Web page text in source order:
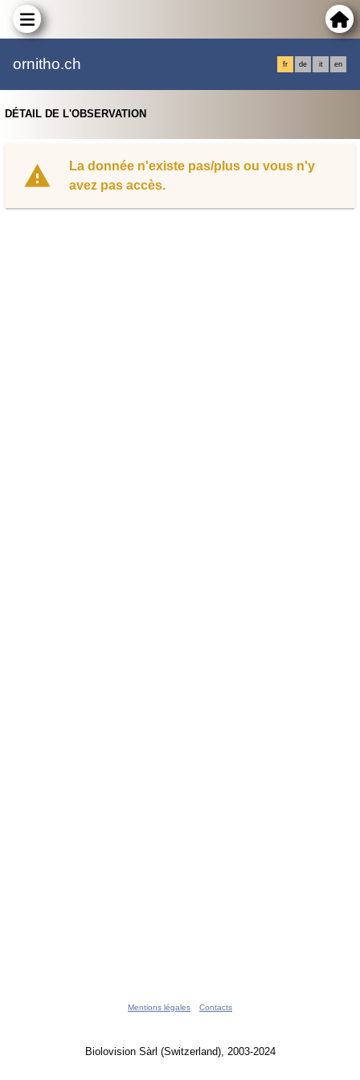
ornitho.ch fr de it en
DÉTAIL DE L'OBSERVATION
La donnée n'existe pas/plus ou vous n'y
avez pas accès.
Mentions légales Contacts
Biolovision Sàrl (Switzerland), 2003-2024